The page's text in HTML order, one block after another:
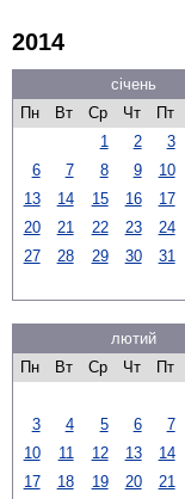
2014
січень
Пн
Вт Ср Чт Пт
1
2 3
6
7 8 9 10
13
14 15 16 17
20
21 22 23 24
27
28 29 30 31
лютий
Пн
Вт Ср Чт Пт
3
4 5 6 7
10
11 12 13 14
17
18 19 20 21